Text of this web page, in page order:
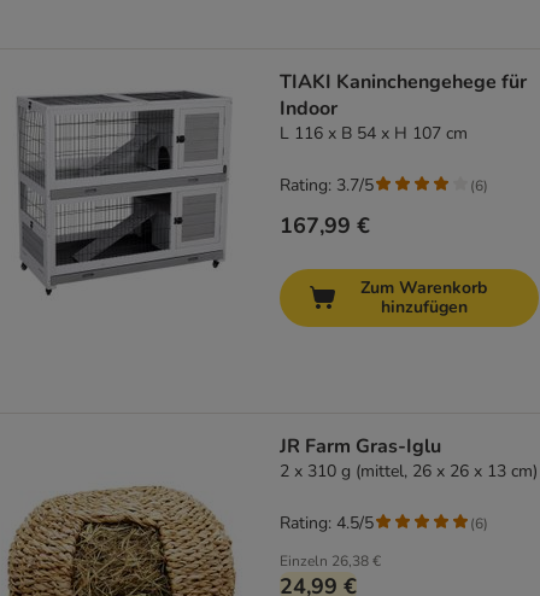
TIAKI Kaninchengehege für
Indoor
L 116 x B 54 x H 107 cm
167,99 €
Rating: 3.7/5 (6)
Zum Warenkorb
hinzufügen
JR Farm Gras-Iglu
2 x 310 g (mittel, 26 x 26 x 13 cm)
Einzeln 26,38 €
24,99 €
Rating: 4.5/5 (6)